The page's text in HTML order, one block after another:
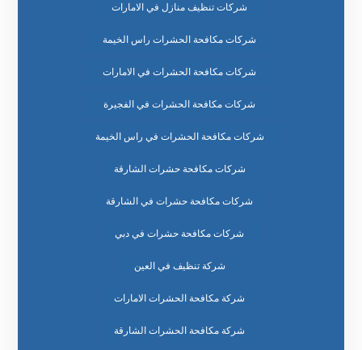
شركات تنظيف منازل في الامارات
شركات مكافحة الحشرات راس الخيمة
شركات مكافحة الحشرات في الامارات
شركات مكافحة الحشرات في الفجيرة
شركات مكافحة الحشرات في راس الخيمة
شركات مكافحة حشرات الشارقة
شركات مكافحة حشرات في الشارقة
شركات مكافحة حشرات في دبي
شركة تنظيف في العين
شركة مكافحة الحشرات الامارات
شركة مكافحة الحشرات الشارقة